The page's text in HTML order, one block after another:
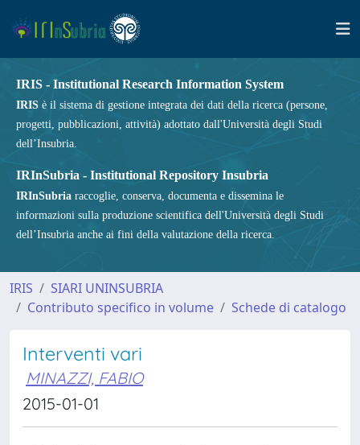
IRIS - Institutional Research Information System
IRIS è il sistema di gestione integrata dei dati della ricerca (persone,
progetti, pubblicazioni, attività) adottato dall'Università degli Studi
dell’Insubria.
IRInSubria - Institutional Repository Insubria
IRInSubria raccoglie, conserva, documenta e dissemina le
informazioni sulla produzione scientifica dell'Università degli Studi
dell’Insubria anche ai fini della valutazione della ricerca.
IRIS
SIARI UNINSUBRIA
Contributo specifico in volume
Schede di catalogo
Interventi vari
MINAZZI, FABIO
2015-01-01